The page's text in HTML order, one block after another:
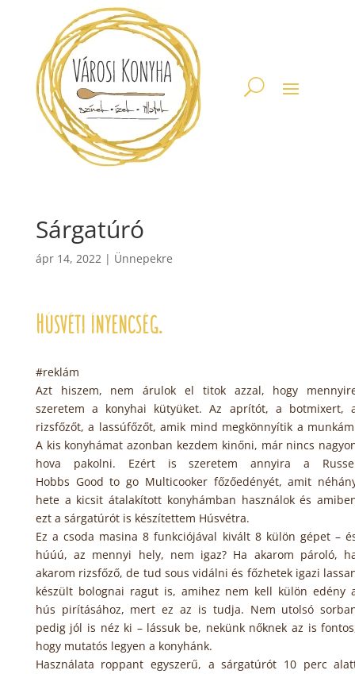
Sárgatúró
ápr 14, 2022| Ünnepekre
Húsvéti ínyencség.
#reklám
Azt hiszem, nem árulok el titok azzal, hogy
szeretem a konyhai kütyüket. Az aprítót, a botmixert,
rizsfőzőt, a lassúfőzőt, amik mind megkönnyítik a
A kis konyhámat azonban kezdem kinőni, már nincs
hova pakolni. Ezért is szeretem annyira a
Hobbs Good to go Multicooker főzőedényét, amit
hete a kicsit átalakított konyhámban használok és
ezt a sárgatúrót is készítettem Húsvétra.
Ez a csoda masina 8 funkciójával kivált 8 külön gépet –
húúú, az mennyi hely, nem igaz? Ha akarom pároló,
akarom rizsfőző, de tud sous vidálni és főzhetek igazi
készült bolognai ragut is, amihez nem kell külön edény
hús pirításához, mert ez az is tudja. Nem utolsó
pedig jól is néz ki – lássuk be, nekünk nőknek az is
hogy mutatós legyen a konyhánk.
Használata roppant egyszerű, a sárgatúrót 10 perc